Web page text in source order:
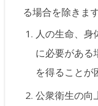
る場合を除きます
人の生命、身
に必要がある
を得ることが
公衆衛生の向